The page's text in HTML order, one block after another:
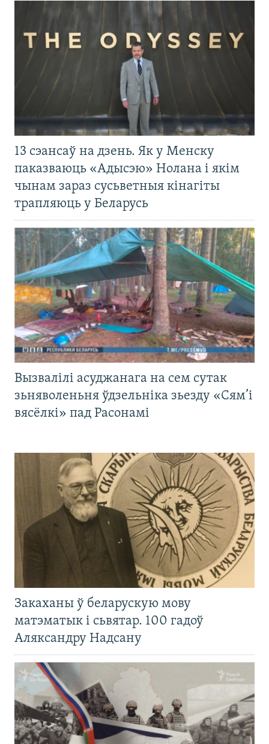
13 сэансаў на дзень. Як у Менску
паказваюць «Адысэю» Нолана і якім
чынам зараз сусьветныя кінагіты
трапляюць у Беларусь
Вызвалілі асуджанага на сем сутак
зьняволеньня ўдзельніка зьезду «Сям’і
вясёлкі» пад Расонамі
Закаханы ў беларускую мову
матэматык і сьвятар. 100 гадоў
Аляксандру Надсану